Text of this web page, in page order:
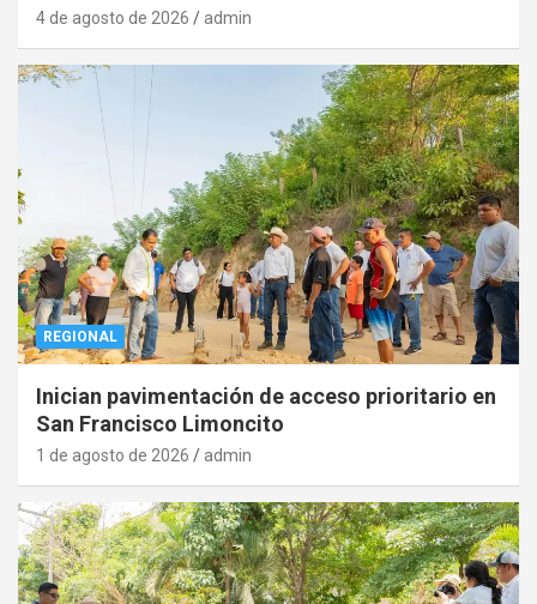
4 de agosto de 2026 admin
REGIONAL
Inician pavimentación de acceso prioritario en
San Francisco Limoncito
1 de agosto de 2026 admin